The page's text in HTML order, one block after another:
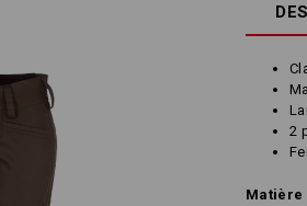
2
Matière